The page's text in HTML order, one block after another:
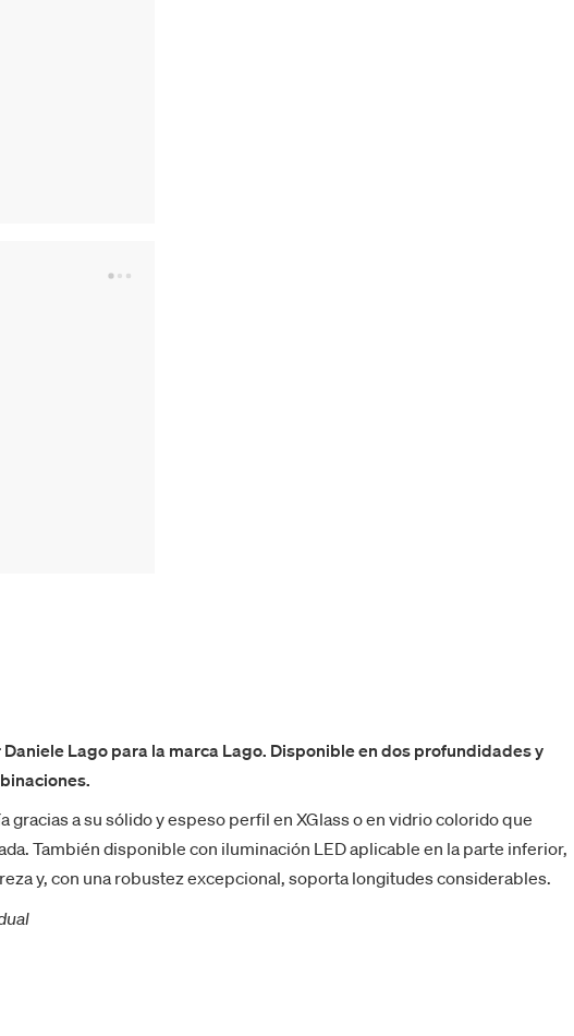
Lago para la marca Lago. Disponible en dos profundidades y
gracias a su sólido y espeso perfil en XGlass o en vidrio colorido que
También disponible con iluminación LED aplicable en la parte inferior,
y, con una robustez excepcional, soporta longitudes considerables.